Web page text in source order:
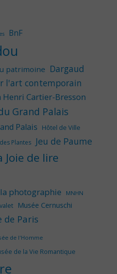
BnF
patrimoine Dargaud
l'art contemporain
Henri Cartier-Bresson
Grand Palais
Palais Hôtel de Ville
Plantes Jeu de Paume
Joie de lire
photographie
MNHN
Musée Cernuschi
de Paris
de l'Homme
de la Vie Romantique